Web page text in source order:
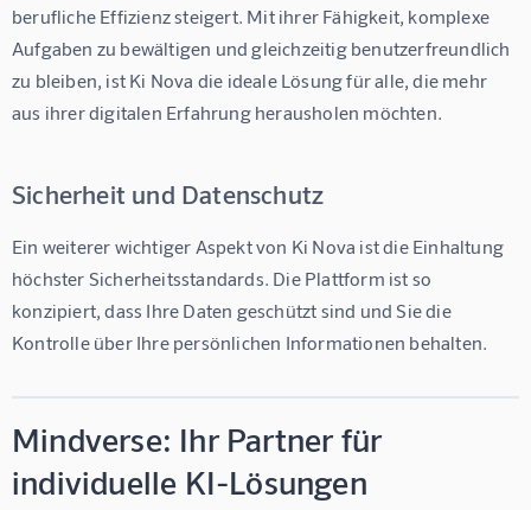
berufliche Effizienz steigert. Mit ihrer Fähigkeit, komplexe
Aufgaben zu bewältigen und gleichzeitig benutzerfreundlich
zu bleiben, ist Ki Nova die ideale Lösung für alle, die mehr
aus ihrer digitalen Erfahrung herausholen möchten.
Sicherheit und Datenschutz
Ein weiterer wichtiger Aspekt von Ki Nova ist die Einhaltung
höchster Sicherheitsstandards. Die Plattform ist so
konzipiert, dass Ihre Daten geschützt sind und Sie die
Kontrolle über Ihre persönlichen Informationen behalten.
Mindverse: Ihr Partner für
individuelle KI-Lösungen